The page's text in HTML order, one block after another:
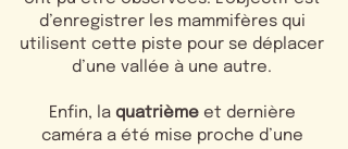
d’enregistrer les mammifères qui
utilisent cette piste pour se déplacer
d’une vallée à une autre.
Enfin, la quatrièmeet dernière
caméra a été mise proche d’une